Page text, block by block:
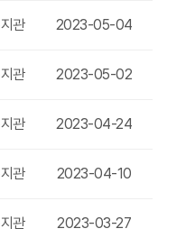
관 2023-05-04
관 2023-05-02
관 2023-04-24
관 2023-04-10
관 2023-03-27